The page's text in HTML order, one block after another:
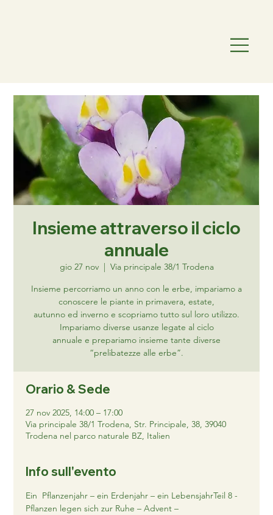
Insieme attraverso il ciclo
annuale
gio 27 nov
  |
Via principale 38/1 Trodena
Insieme percorriamo un anno con le erbe, impariamo a
conoscere le piante in primavera, estate,
autunno ed inverno e scopriamo tutto sul loro utilizzo.
Impariamo diverse usanze legate al ciclo
annuale e prepariamo insieme tante diverse
“prelibatezze alle erbe”.
Orario & Sede
27 nov 2025, 14:00 – 17:00
Via principale 38/1 Trodena, Str. Principale, 38, 39040
Trodena nel parco naturale BZ, Italien
Info sull'evento
Ein  Pflanzenjahr – ein Erdenjahr – ein LebensjahrTeil 8 -
Pflanzen legen sich zur Ruhe – Advent –